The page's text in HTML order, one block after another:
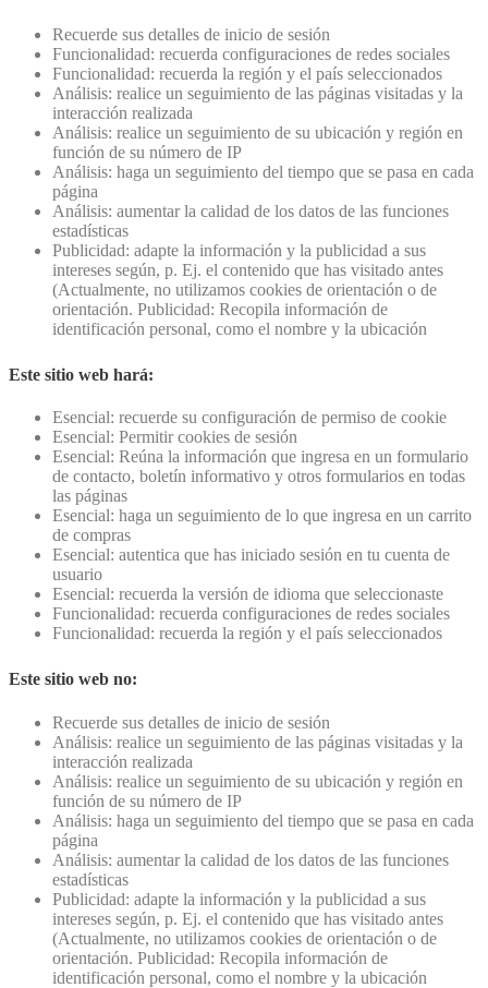
Recuerde sus detalles de inicio de sesión
Funcionalidad: recuerda configuraciones de redes sociales
Funcionalidad: recuerda la región y el país seleccionados
Análisis: realice un seguimiento de las páginas visitadas y la
interacción realizada
Análisis: realice un seguimiento de su ubicación y región en
función de su número de IP
Análisis: haga un seguimiento del tiempo que se pasa en cada
página
Análisis: aumentar la calidad de los datos de las funciones
estadísticas
Publicidad: adapte la información y la publicidad a sus
intereses según, p. Ej. el contenido que has visitado antes
(Actualmente, no utilizamos cookies de orientación o de
orientación. Publicidad: Recopila información de
identificación personal, como el nombre y la ubicación
Este sitio web hará:
Esencial: recuerde su configuración de permiso de cookie
Esencial: Permitir cookies de sesión
Esencial: Reúna la información que ingresa en un formulario
de contacto, boletín informativo y otros formularios en todas
las páginas
Esencial: haga un seguimiento de lo que ingresa en un carrito
de compras
Esencial: autentica que has iniciado sesión en tu cuenta de
usuario
Esencial: recuerda la versión de idioma que seleccionaste
Funcionalidad: recuerda configuraciones de redes sociales
Funcionalidad: recuerda la región y el país seleccionados
Este sitio web no:
Recuerde sus detalles de inicio de sesión
Análisis: realice un seguimiento de las páginas visitadas y la
interacción realizada
Análisis: realice un seguimiento de su ubicación y región en
función de su número de IP
Análisis: haga un seguimiento del tiempo que se pasa en cada
página
Análisis: aumentar la calidad de los datos de las funciones
estadísticas
Publicidad: adapte la información y la publicidad a sus
intereses según, p. Ej. el contenido que has visitado antes
(Actualmente, no utilizamos cookies de orientación o de
orientación. Publicidad: Recopila información de
identificación personal, como el nombre y la ubicación